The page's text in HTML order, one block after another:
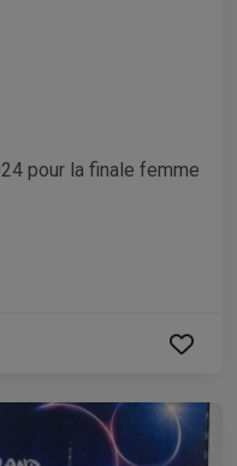
pour la finale femme